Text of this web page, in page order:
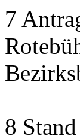
7
8